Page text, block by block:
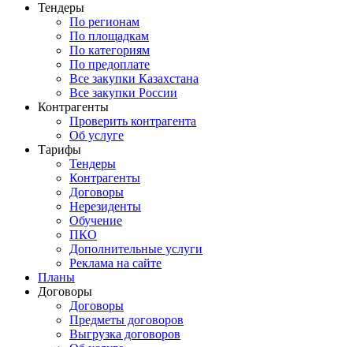
Тендеры
По регионам
По площадкам
По категориям
По предоплате
Все закупки Казахстана
Все закупки России
Контрагенты
Проверить контрагента
Об услуге
Тарифы
Тендеры
Контрагенты
Договоры
Нерезиденты
Обучение
ПКО
Дополнительные услуги
Реклама на сайте
Планы
Договоры
Договоры
Предметы договоров
Выгрузка договоров